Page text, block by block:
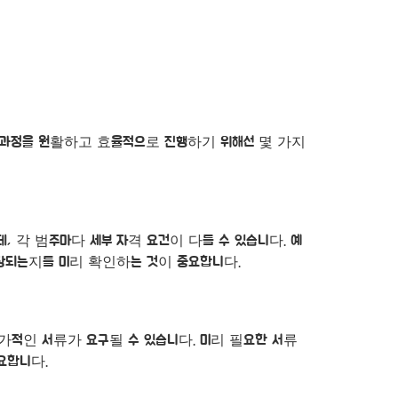
정을 원활하고 효율적으로 진행하기 위해선 몇 가지
, 각 범주마다 세부 자격 요건이 다를 수 있습니다. 예
는지를 미리 확인하는 것이 중요합니다.
적인 서류가 요구될 수 있습니다. 미리 필요한 서류
합니다.